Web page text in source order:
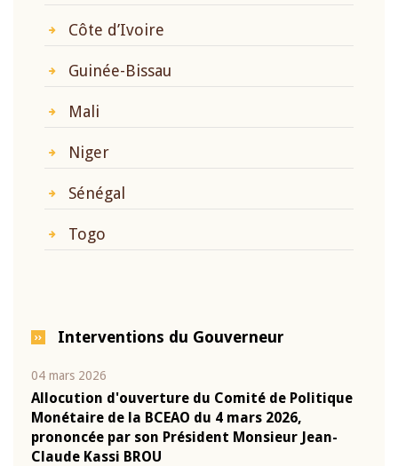
Côte d’Ivoire
Guinée-Bissau
Mali
Niger
Sénégal
Togo
Interventions du Gouverneur
04 mars 2026
Allocution d'ouverture du Comité de Politique
Monétaire de la BCEAO du 4 mars 2026,
prononcée par son Président Monsieur Jean-
Claude Kassi BROU